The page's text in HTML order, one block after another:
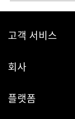
고객 서비스
회사
플랫폼